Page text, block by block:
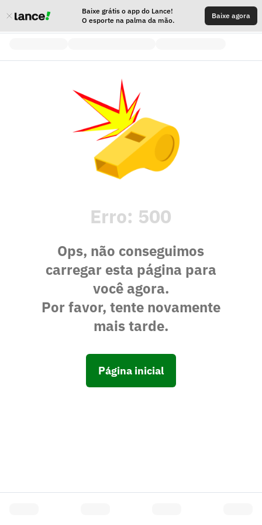
Baixe grátis o app do Lance!
O esporte na palma da mão.
Baixe agora
Erro: 500
Ops, não conseguimos
carregar esta página para
você agora.
Por favor, tente novamente
mais tarde.
Página inicial